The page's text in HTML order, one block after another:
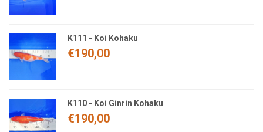
K111 - Koi Kohaku
€190,00
K110 - Koi Ginrin Kohaku
€190,00